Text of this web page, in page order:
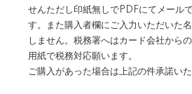
せんただし印紙無しでPDFにてメール
す。また購入者欄にご入力いただいた
しません。税務署へはカード会社から
用紙で税務対応願います。
ご購入があった場合は上記の件承諾い